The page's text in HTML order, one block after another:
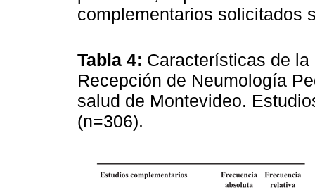
complementarios solicitados
Tabla 4: Características de
Recepción de Neumología
salud de Montevideo.
(n=306).